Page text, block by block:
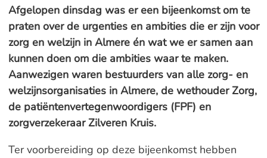
Afgelopen dinsdag was er een bijeenkomst om te
praten over de urgenties en ambities die er zijn voor
zorg en welzijn in Almere én wat we er samen aan
kunnen doen om die ambities waar te maken.
Aanwezigen waren bestuurders van alle zorg- en
welzijnsorganisaties in Almere, de wethouder Zorg,
de patiëntenvertegenwoordigers (FPF) en
zorgverzekeraar Zilveren Kruis.
Ter voorbereiding op deze bijeenkomst hebben